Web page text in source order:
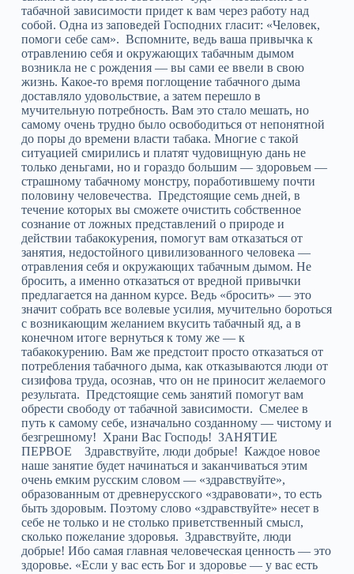
табачной зависимости придет к вам через работу над
собой. Одна из заповедей Господних гласит: «Человек,
помоги себе сам». Вспомните, ведь ваша привычка к
отравлению себя и окружающих табачным дымом
возникла не с рождения — вы сами ее ввели в свою
жизнь. Какое-то время поглощение табачного дыма
доставляло удовольствие, а затем перешло в
мучительную потребность. Вам это стало мешать, но
самому очень трудно было освободиться от непонятной
до поры до времени власти табака. Многие с такой
ситуацией смирились и платят чудовищную дань не
только деньгами, но и гораздо большим — здоровьем —
страшному табачному монстру, поработившему почти
половину человечества. Предстоящие семь дней, в
течение которых вы сможете очистить собственное
сознание от ложных представлений о природе и
действии табакокурения, помогут вам отказаться от
занятия, недостойного цивилизованного человека —
отравления себя и окружающих табачным дымом. Не
бросить, а именно отказаться от вредной привычки
предлагается на данном курсе. Ведь «бросить» — это
значит собрать все волевые усилия, мучительно бороться
с возникающим желанием вкусить табачный яд, а в
конечном итоге вернуться к тому же — к
табакокурению. Вам же предстоит просто отказаться от
потребления табачного дыма, как отказываются люди от
сизифова труда, осознав, что он не приносит желаемого
результата. Предстоящие семь занятий помогут вам
обрести свободу от табачной зависимости. Смелее в
путь к самому себе, изначально созданному — чистому и
безгрешному! Храни Вас Господь! ЗАНЯТИЕ
ПЕРВОЕ Здравствуйте, люди добрые! Каждое новое
наше занятие будет начинаться и заканчиваться этим
очень емким русским словом — «здравствуйте»,
образованным от древнерусского «здравовати», то есть
быть здоровым. Поэтому слово «здравствуйте» несет в
себе не только и не столько приветственный смысл,
сколько пожелание здоровья. Здравствуйте, люди
добрые! Ибо самая главная человеческая ценность — это
здоровье. «Если у вас есть Бог и здоровье — у вас есть